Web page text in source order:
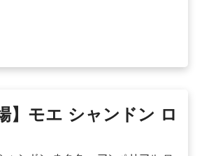
】モエ シャンドン ロ